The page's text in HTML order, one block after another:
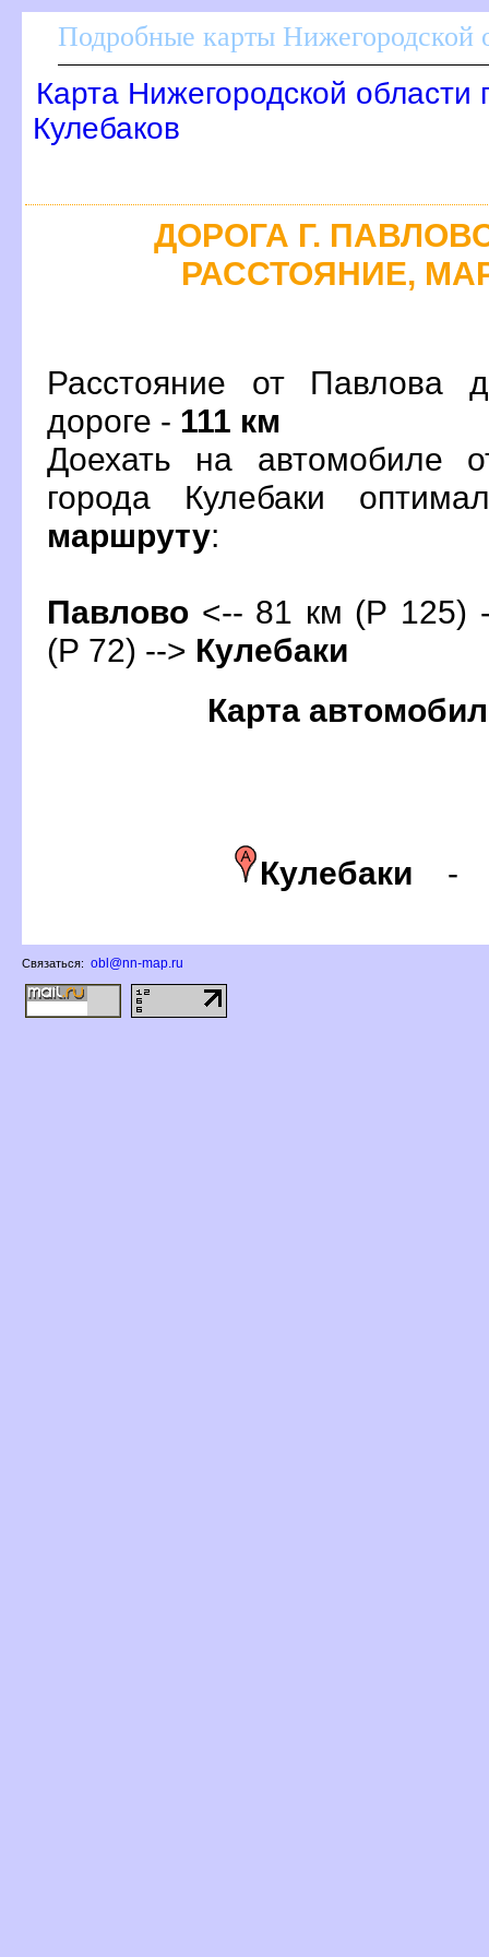
Подробные карты Нижегородской
Карта Нижегородской области
Кулебако
ДОРОГА Г.
РАССТОЯНИЕ,
Расстояние от Павлова
дороге - 111 км
Доехать на автомобиле
орода Кулебаки
маршруту:
Павлово <-- 81 км (Р 125)
(Р 72) --> Кулебаки
Карта
Кулебаки
Связаться: obl@nn-map.ru